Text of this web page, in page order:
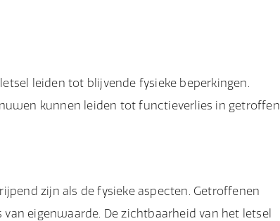
leiden tot blijvende fysieke beperkingen.
kunnen leiden tot functieverlies in getroffen
zijn als de fysieke aspecten. Getroffenen
van eigenwaarde. De zichtbaarheid van het letsel